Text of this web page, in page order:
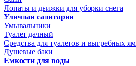
Лопаты и движки для уборки снега
Уличная санитария
Умывальники
Туалет дачный
Средства для туалетов и выгребных ям
Душевые баки
Емкости для воды